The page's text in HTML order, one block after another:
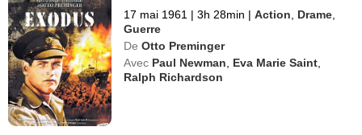
17 mai 1961 | 3h 28min | Action Drame
Guerre
De Otto Preminger
Avec Paul Newman Eva Marie Saint
Ralph Richardson